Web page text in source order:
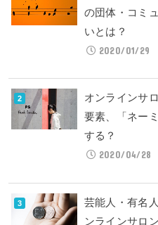
の団体・コミ
いとは？
2020/01/29
オンラインサ
要素、「ネー
する？
2020/04/28
芸能人・有名
ンラインサロ